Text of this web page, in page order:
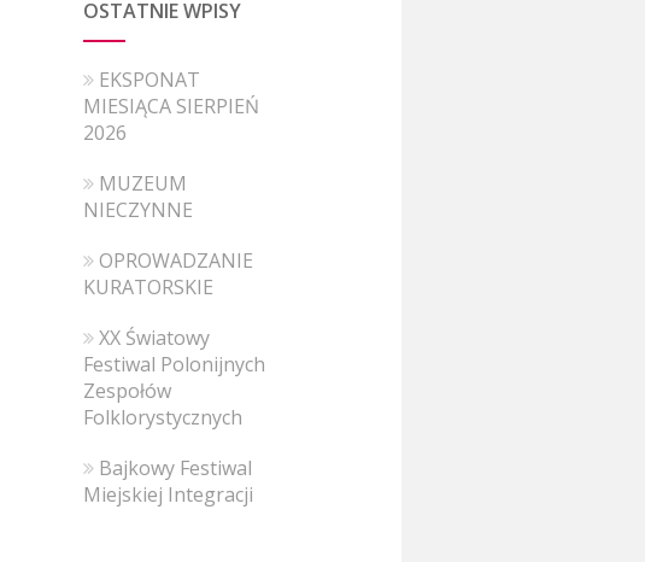
OSTATNIE WPISY
EKSPONAT
MIESIĄCA SIERPIEŃ
2026
MUZEUM
NIECZYNNE
OPROWADZANIE
KURATORSKIE
XX Światowy
Festiwal Polonijnych
Zespołów
Folklorystycznych
Bajkowy Festiwal
Miejskiej Integracji